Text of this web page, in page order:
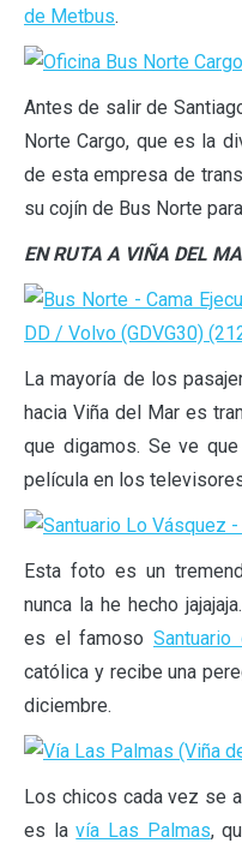
de Metbus.
Antes de salir de
Norte Cargo, que es la
de esta empresa de
su cojín de Bus Norte
EN RUTA A VIÑA DEL
La mayoría de los
hacia Viña del Mar es
que digamos. Se ve
película en los
Esta foto es un
nunca la he hecho
es el famoso
católica y recibe una
diciembre.
Los chicos cada vez se
es lavía Las Palmas,